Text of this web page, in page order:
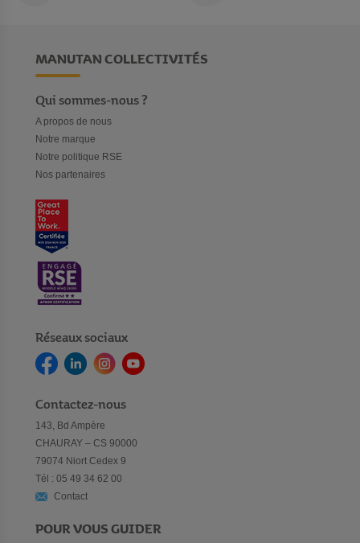
MANUTAN COLLECTIVITÉS
Qui sommes-nous ?
A propos de nous
Notre marque
Notre politique RSE
Nos partenaires
Réseaux sociaux
Contactez-nous
143, Bd Ampère
CHAURAY – CS 90000
79074 Niort Cedex 9
Tél : 05 49 34 62 00
Contact
POUR VOUS GUIDER